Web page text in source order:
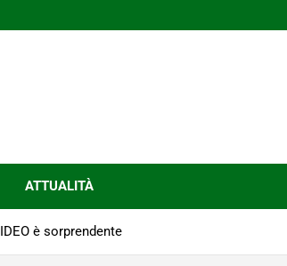
ATTUALITÀ
è sorprendente